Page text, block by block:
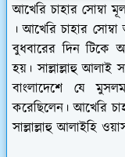
আখেরি চাহার সোম্বা
। আখেরি চাহার
বুধবারের দিন টিকে
হয়। সাল্লাল্লাহু আলাই
বাংলাদেশে যে
করেছিলেন। আখেরি
সাল্লাল্লাহু আলাইহি